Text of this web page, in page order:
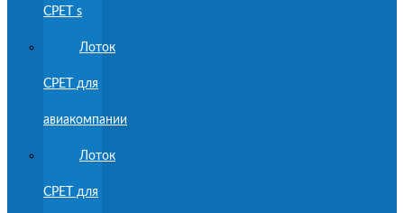
CPET s
Лоток
CPET для
авиакомпании
Лоток
CPET для